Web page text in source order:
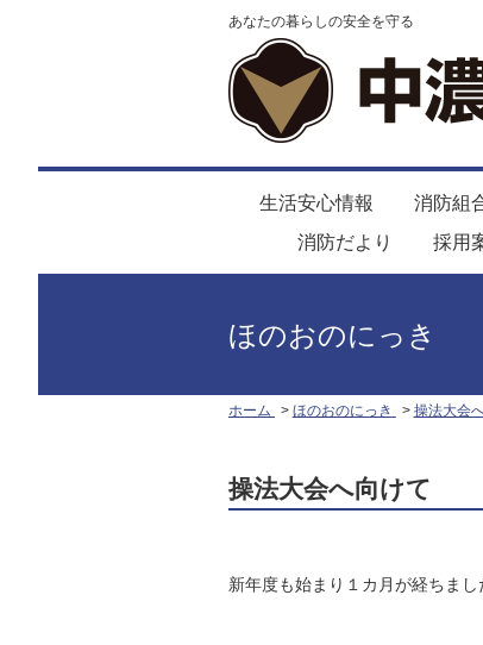
あなたの暮らしの安全を守る
生活安心情報 消防組
消防だより
採用
ほのおのにっき
ホーム ほのおのにっき 操法大会
操法大会へ向けて
新年度も始まり１カ月が経ちま